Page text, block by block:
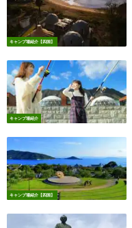
キャンプ場紹介【四国】
キャンプ場紹介
キャンプ場紹介【四国】